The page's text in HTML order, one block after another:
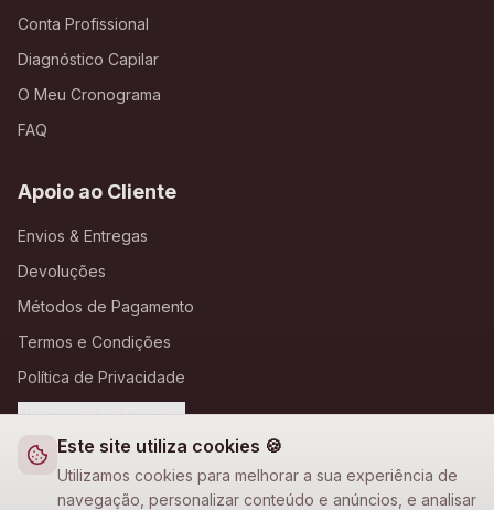
Este site utiliza cookies 🍪
Utilizamos cookies para melhorar a sua experiência de
navegação, personalizar conteúdo e anúncios, e analisar
Conta Profissional
Diagnóstico Capilar
O Meu Cronograma
FAQ
Apoio ao Cliente
Envios & Entregas
Devoluções
Métodos de Pagamento
Termos e Condições
Política de Privacidade
Definições de Cookies
A Loja Nova